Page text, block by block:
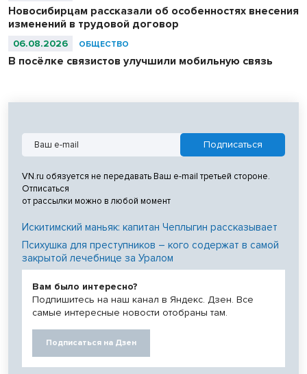
Новосибирцам рассказали об особенностях внесения
изменений в трудовой договор
06.08.2026 ОБЩЕСТВО
В посёлке связистов улучшили мобильную связь
VN.ru обязуется не передавать Ваш e-mail третьей стороне.
Отписаться
от рассылки можно в любой момент
Искитимский маньяк: капитан Чеплыгин рассказывает
Психушка для преступников – кого содержат в самой
закрытой лечебнице за Уралом
Вам было интересно?
Подпишитесь на наш канал в Яндекс. Дзен. Все
самые интересные новости отобраны там.
Подписаться на Дзен